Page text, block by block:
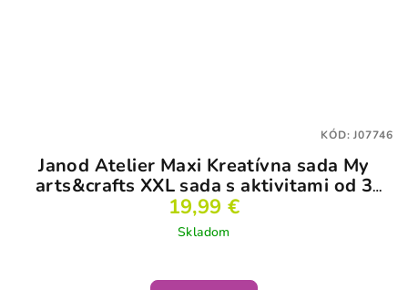
Janod Atelier Maxi Kreatívna sada My
arts&crafts XXL sada s aktivitami od 3
rokov
19,99 €
Skladom
KÓD:J07746